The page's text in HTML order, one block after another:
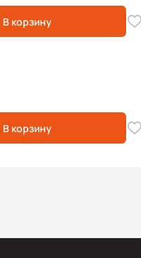
В корзину
В корзину